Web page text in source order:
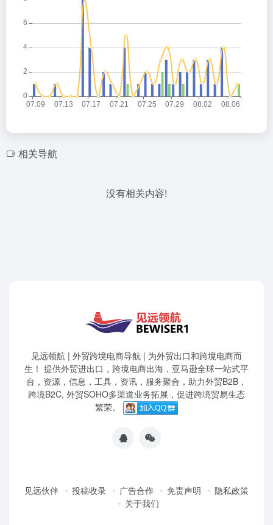
相关导航
没有相关内容!
见远领航 | 外贸跨境电商导航 | 为外贸出口和跨境电商而
生！ 提供外贸进出口，跨境电商出海，亚马逊全球一站式平
台，资源，信息，工具，资讯，服务聚合，助力外贸B2B，
跨境B2C, 外贸SOHO多渠道业务拓展，促进跨境贸易生态
繁荣。
见远伙伴 投稿收录 广告合作 免责声明
隐私政策
关于我们